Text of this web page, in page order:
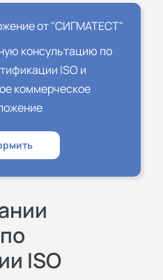
от "СИГМАТЕСТ"
консультацию по
ISO и
коммерческое
ISO